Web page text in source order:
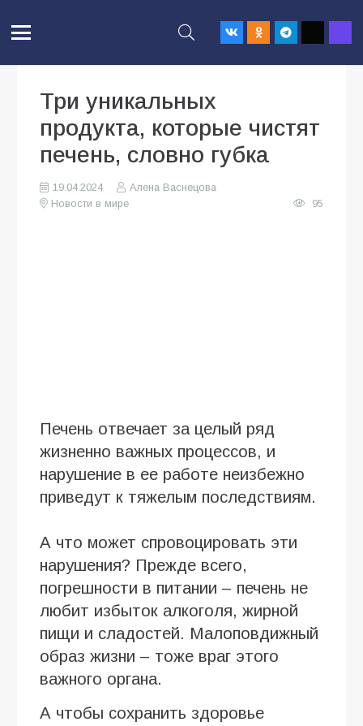
Три уникальных
продукта, которые чистят
печень, словно губка
19.04.2024
Алена Васнецова
Новости в мире
95
Печень отвечает за целый ряд
жизненно важных процессов, и
нарушение в ее работе неизбежно
приведут к тяжелым последствиям.
А что может спровоцировать эти
нарушения? Прежде всего,
погрешности в питании – печень не
любит избыток алкоголя, жирной
пищи и сладостей. Малоповдижный
образ жизни – тоже враг этого
важного органа.
А чтобы сохранить здоровье